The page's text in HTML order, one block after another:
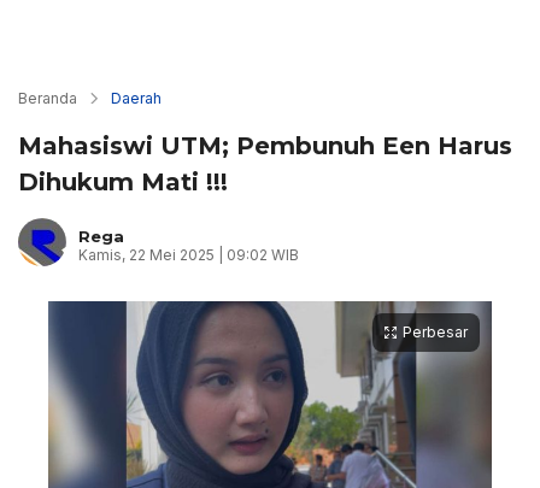
Beranda Daerah
Mahasiswi UTM; Pembunuh Een Harus
Dihukum Mati !!!
Rega
Kamis, 22 Mei 2025 | 09:02 WIB
Perbesar